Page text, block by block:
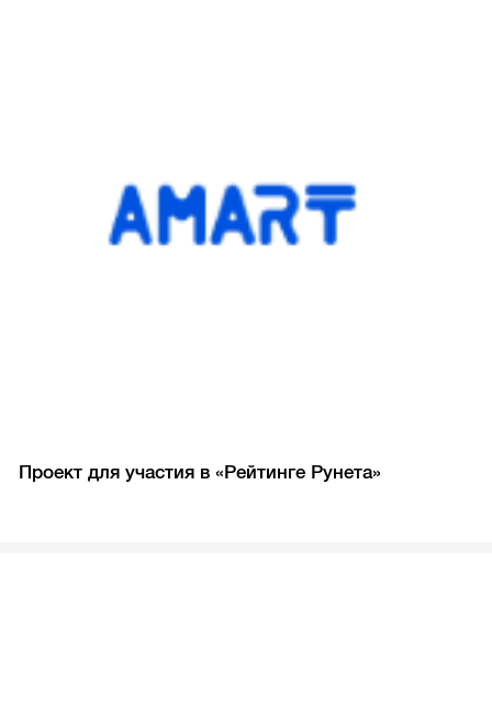
Проект для участия в «Рейтинге Рунета»